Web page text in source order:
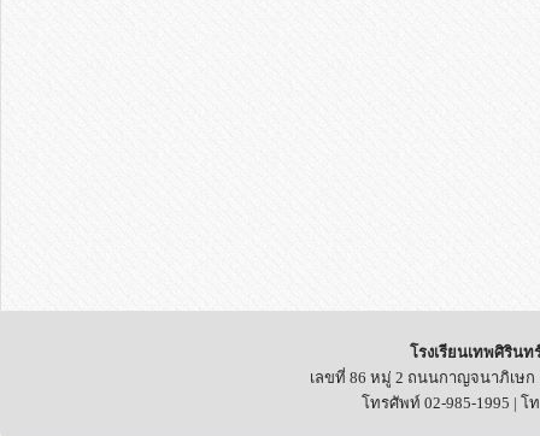
โรงเรียนเทพศิรินท
เลขที่ 86 หมู่ 2 ถนนกาญจนาภิเษก
โทรศัพท์ 02-985-1995 | โ